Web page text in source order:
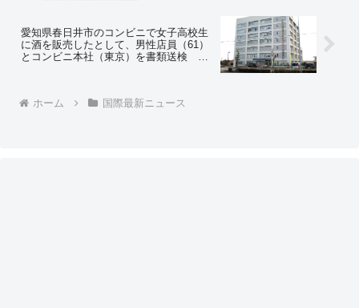
愛知県春日井市のコンビニで女子高校生
に酒を販売したとして、男性店員（61）
とコンビニ本社（東京）を書類送検 コ
ホーム 国際最新ニュース